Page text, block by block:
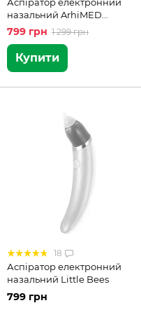
Аспіратор електронний
назальний ArhiMED
EcoBreath Basic
799 грн 1 299 грн
Купити
18
Аспіратор електронний
назальний Little Bees
799 грн